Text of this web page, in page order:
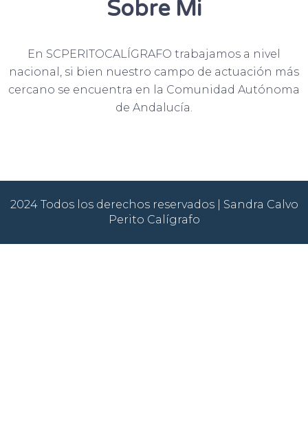
Sobre Mi
En SCPERITOCALÍGRAFO trabajamos a nivel
nacional, si bien nuestro campo de actuación más
cercano se encuentra en la Comunidad Autónoma
de Andalucía.
2024 Todos los derechos reservados | Sandra Calvo
Perito Calígrafo